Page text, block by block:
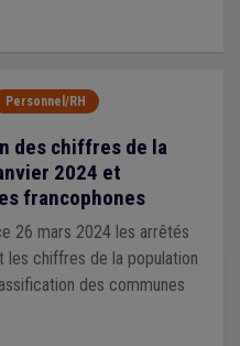
Personnel/RH
des chiffres de la
2024 et
francophones
26 mars 2024 les arrêtés
les chiffres de la population
des communes